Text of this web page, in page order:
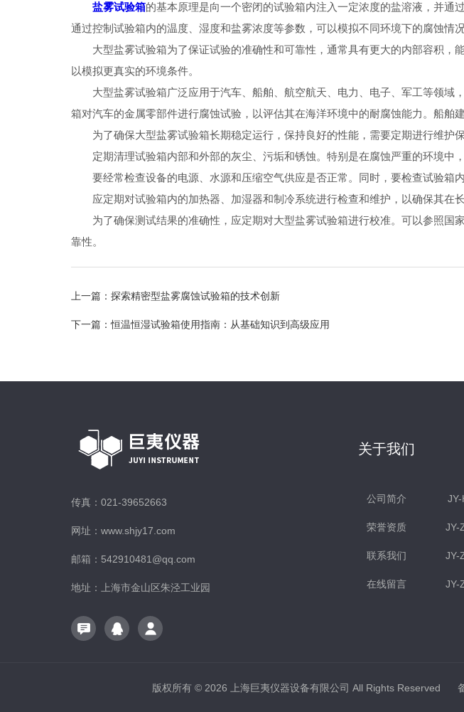
盐雾试验箱的基本原理是向一个密闭的试验箱内注入一定浓度的盐溶液，并通
通过控制试验箱内的温度、湿度和盐雾浓度等参数，可以模拟不同环境下的腐蚀情况
大型盐雾试验箱为了保证试验的准确性和可靠性，通常具有更大的内部容积，
以模拟更真实的环境条件。
大型盐雾试验箱广泛应用于汽车、船舶、航空航天、电力、电子、军工等领域
箱对汽车的金属零部件进行腐蚀试验，以评估其在海洋环境中的耐腐蚀能力。船
为了确保大型盐雾试验箱长期稳定运行，保持良好的性能，需要定期进行维护保
定期清理试验箱内部和外部的灰尘、污垢和锈蚀。特别是在腐蚀严重的环境中
要经常检查设备的电源、水源和压缩空气供应是否正常。同时，要检查试验箱内
应定期对试验箱内的加热器、加湿器和制冷系统进行检查和维护，以确保其在
为了确保测试结果的准确性，应定期对大型盐雾试验箱进行校准。可以参照国
靠性。
上一篇： 探索精密型盐雾腐蚀试验箱的技术创新
下一篇：恒温恒湿试验箱使用指南：从基础知识到高级应用
传真：021-39652663
网址：www.shjy17.com
邮箱：542910481@qq.com
地址：上海市金山区朱泾工业园
关于我们
公司简介
荣誉资质
联系我们
在线留言
版权所有 © 2026 上海巨夷仪器设备有限公司 All Rights Reserved